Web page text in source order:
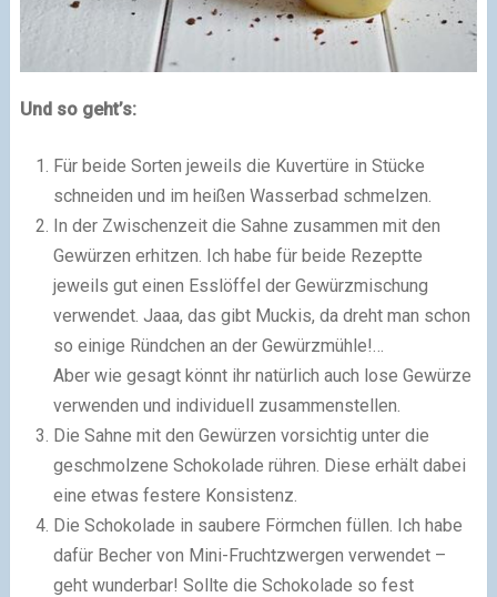
Und so geht’s:
Für beide Sorten jeweils die Kuvertüre in Stücke
schneiden und im heißen Wasserbad schmelzen.
In der Zwischenzeit die Sahne zusammen mit den
Gewürzen erhitzen. Ich habe für beide Rezeptte
jeweils gut einen Esslöffel der Gewürzmischung
verwendet. Jaaa, das gibt Muckis, da dreht man schon
so einige Ründchen an der Gewürzmühle!…
Aber wie gesagt könnt ihr natürlich auch lose Gewürze
verwenden und individuell zusammenstellen.
Die Sahne mit den Gewürzen vorsichtig unter die
geschmolzene Schokolade rühren. Diese erhält dabei
eine etwas festere Konsistenz.
Die Schokolade in saubere Förmchen füllen. Ich habe
dafür Becher von Mini-Fruchtzwergen verwendet –
geht wunderbar! Sollte die Schokolade so fest